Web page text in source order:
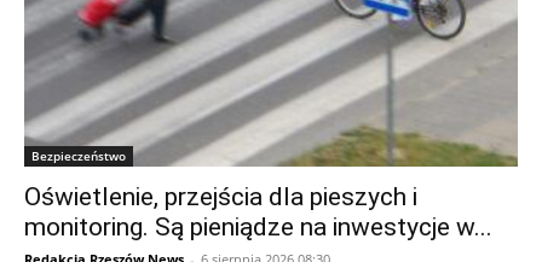
Bezpieczeństwo
Oświetlenie, przejścia dla pieszych i
monitoring. Są pieniądze na inwestycje w...